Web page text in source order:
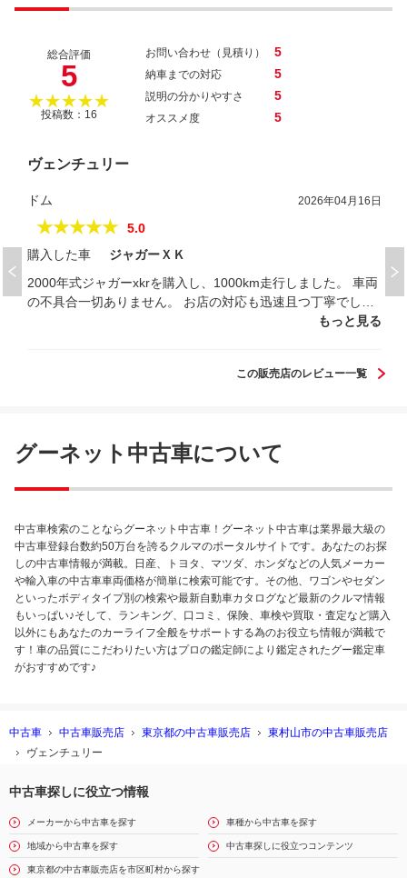
総合評価
5
★★★★★
投稿数：16
お問い合わせ（見積り） 5
納車までの対応 5
説明の分かりやすさ 5
オススメ度 5
ヴェンチュリー
ドム 2026年04月16日
★★★★★
5.0
購入した車
ジャガーＸＫ
2000年式ジャガーxkrを購入し、1000km走行しました。 車両
の不具合一切ありません。 お店の対応も迅速且つ丁寧でし
た。ジャガーだけではなく全ての車をヴェンチュリーで購入
もっと見る
この販売店のレビュー一覧
グーネット中古車について
中古車検索のことならグーネット中古車！グーネット中古車は業界最大級の
中古車登録台数約50万台を誇るクルマのポータルサイトです。あなたのお探
しの中古車情報が満載。日産、トヨタ、マツダ、ホンダなどの人気メーカー
や輸入車の中古車車両価格が簡単に検索可能です。その他、ワゴンやセダン
といったボディタイプ別の検索や最新自動車カタログなど最新のクルマ情報
もいっぱい♪そして、ランキング、口コミ、保険、車検や買取・査定など購入
以外にもあなたのカーライフ全般をサポートする為のお役立ち情報が満載で
す！車の品質にこだわりたい方はプロの鑑定師により鑑定されたグー鑑定車
がおすすめです♪
中古車 中古車販売店 東京都の中古車販売店
東村山市の中古車販売店
ヴェンチュリー
中古車探しに役立つ情報
メーカーから中古車を探す 車種から中古車を探す
地域から中古車を探す 中古車探しに役立つコンテンツ
東京都の中古車販売店を市区町村から探す